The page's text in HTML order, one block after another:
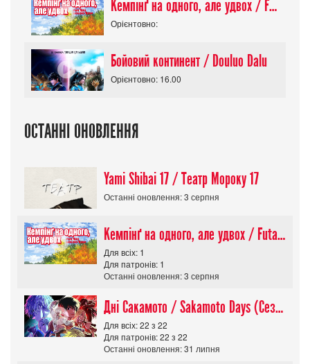
Кемпінґ на одного, але удвох / Futari Solo Camp
Орієнтовно:
Бойовий континент / Douluo Dalu
Орієнтовно: 16.00
ОСТАННІ ОНОВЛЕННЯ
Yami Shibai 17 / Театр Мороку 17
Останні оновлення: 3 серпня
Кемпінґ на одного, але удвох / Futari Solo Camp
Для всіх: 1
Для патронів: 1
Останні оновлення: 3 серпня
Дні Сакамото / Sakamoto Days (Сезон 1)
Для всіх: 22 з 22
Для патронів: 22 з 22
Останні оновлення: 31 липня